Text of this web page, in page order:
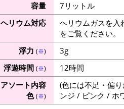
容量
7リットル
ヘリウム対応
ヘリウムガスを入
をご覧ください。
浮力 (※)
3g
浮遊時間 (※)
12時間
アソート内容
色(※)
(色には不足・偏
ンジ / ピンク / ホ